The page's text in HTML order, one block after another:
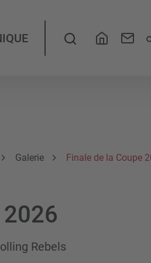
Galerie Finale de la Coupe
Rebels